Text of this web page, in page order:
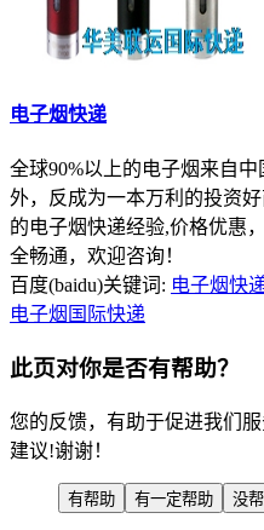
电子烟快递
全球90%以上的电子烟来自
外，反成为一本万利的投资
的电子烟快递经验,价格优惠
全畅通，欢迎咨询！
百度(baidu)关键词: 电子烟快
电子烟国际快递
此页对你是否有帮助？
您的反馈，有助于促进我们
建议!谢谢！
有帮助 有一定帮助 没